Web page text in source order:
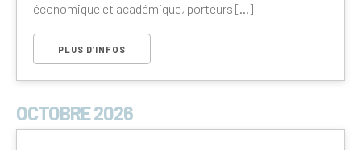
économique et académique, porteurs [...]
PLUS D’INFOS
OCTOBRE 2026